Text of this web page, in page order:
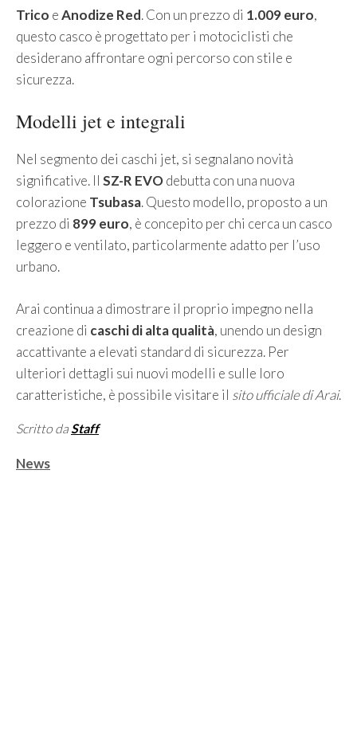
Trico eAnodize Red. Con un prezzo di 1.009 euro,
questo casco è progettato per i motociclisti che
desiderano affrontare ogni percorso con stile e
sicurezza.
Modelli jet e integrali
Nel segmento dei caschi jet, si segnalano novità
significative. Il SZ-R EVOdebutta con una nuova
colorazione Tsubasa. Questo modello, proposto a un
prezzo di 899 euro, è concepito per chi cerca un casco
leggero e ventilato, particolarmente adatto per l’uso
urbano.
Arai continua a dimostrare il proprio impegno nella
creazione di caschi di alta qualità, unendo un design
accattivante a elevati standard di sicurezza. Per
ulteriori dettagli sui nuovi modelli e sulle loro
caratteristiche, è possibile visitare il sito ufficiale di Arai.
Scritto da Staff
Categorie
News